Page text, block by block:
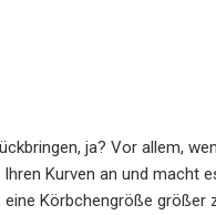
ja? Vor allem,
Kurven an und macht
Körbchengröße